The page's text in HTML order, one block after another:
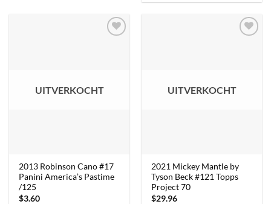
UITVERKOCHT
2013 Robinson Cano #17
Panini America’s Pastime
/125
$3.60
UITVERKOCHT
2021 Mickey Mantle by
Tyson Beck #121 Topps
Project 70
$29.96